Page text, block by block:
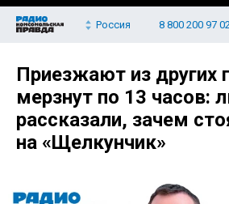
Россия 8 800 200 97
Приезжают из других
мерзнут по 13 часов:
рассказали, зачем
на «Щелкунчик»